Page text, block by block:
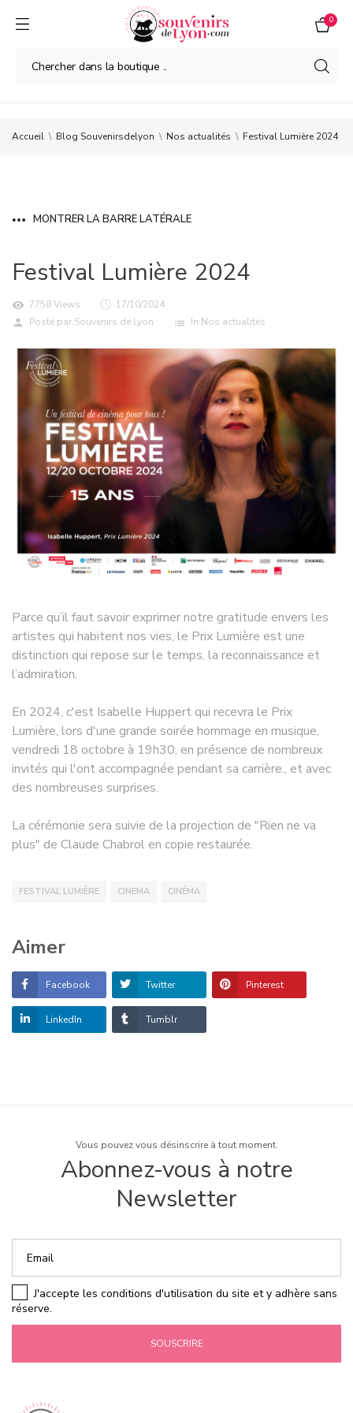
0
Accueil Blog Souvenirsdelyon Nos actualités Festival Lumière 2024
MONTRER LA BARRE LATÉRALE
Festival Lumière 2024
visibility 7758 Views
17/10/2024
person
Posté par:Souvenirs de Lyon list In:Nos actualités
Parce qu’il faut savoir exprimer notre gratitude envers les
artistes qui habitent nos vies, le Prix Lumière est une
distinction qui repose sur le temps, la reconnaissance et
l’admiration.
En 2024, c'est Isabelle Huppert qui recevra le Prix
Lumière, lors d'une grande soirée hommage en musique,
vendredi 18 octobre à 19h30, en présence de nombreux
invités qui l'ont accompagnée pendant sa carrière., et avec
des nombreuses surprises.
La cérémonie sera suivie de la projection de "Rien ne va
plus" de Claude Chabrol en copie restaurée.
FESTIVAL LUMIÈRE CINEMA CINÉMA
Aimer
Facebook Twitter Pinterest
LinkedIn Tumblr
Vous pouvez vous désinscrire à tout moment.
Abonnez-vous à notre
Newsletter
SOUSCRIRE
J'accepte les conditions d'utilisation du site et y adhère sans
réserve.